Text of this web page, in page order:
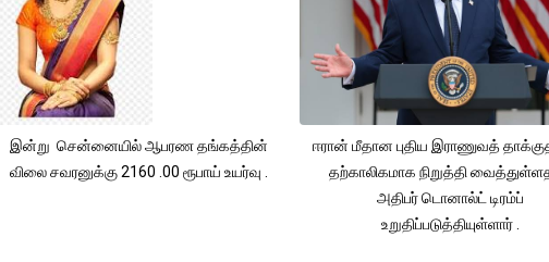
இன்று சென்னையில் ஆபரண தங்கத்தின்
விலை சவரனுக்கு 2160 .00 ரூபாய் உயர்வு .
ஈரான் மீதான புதிய இராணுவத்
தற்காலிகமாக நிறுத்தி
அதிபர் டொனால்ட் டிரம்ப்
உறுதிப்படுத்தியுள்ளார் .